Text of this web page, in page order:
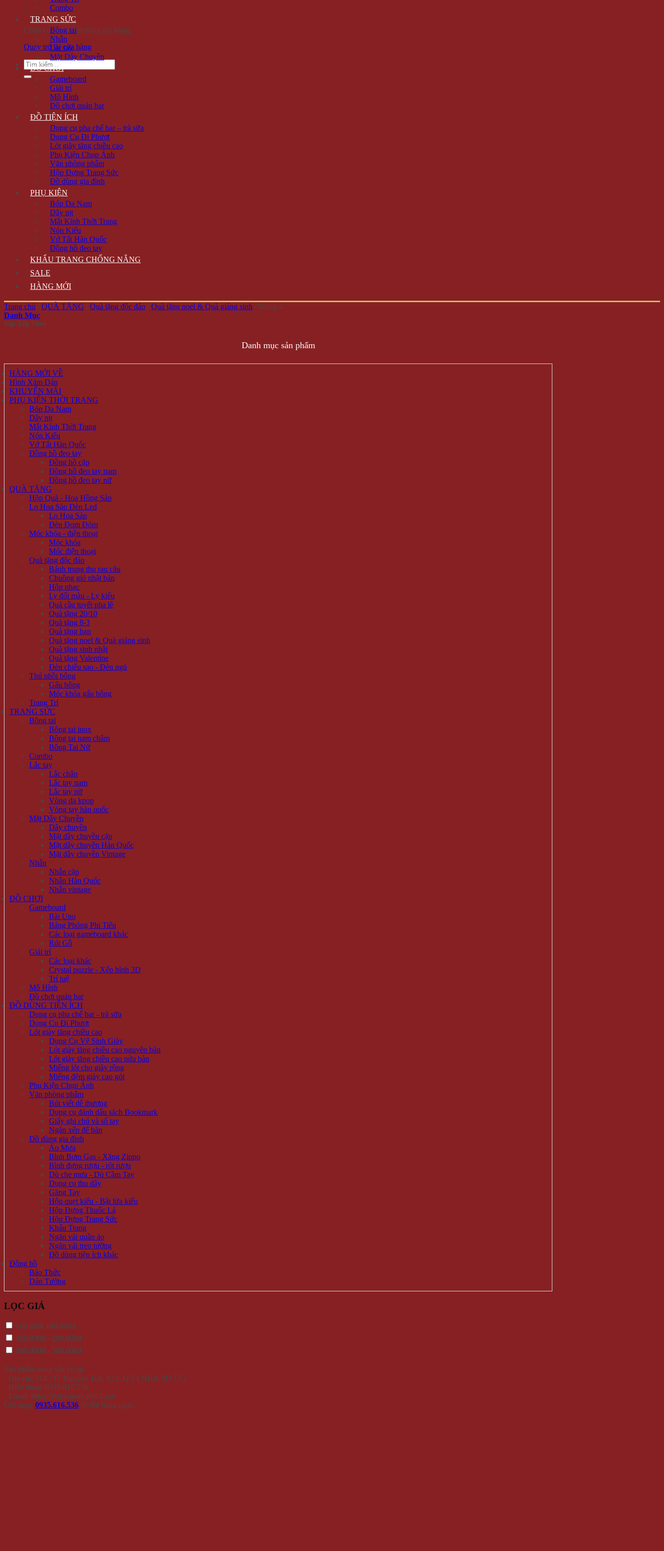
Chưa có sản phẩm trong giỏ hàng.
Quay trở lại cửa hàng
Tìm
kiếm:
Combo
TRANG SỨC
Bông tai
Nhẫn
Lắc tay
Mặt Dây Chuyền
ĐỒ CHƠI
Gameboard
Giải trí
Mô Hình
Đồ chơi quán bar
ĐỒ TIỆN ÍCH
Dụng cụ pha chế bar – trà sữa
Dụng Cụ Đi Phượt
Lót giày tăng chiều cao
Phụ Kiện Chụp Ảnh
Văn phòng phẩm
Hộp Đựng Trang Sức
Đồ dùng gia đình
PHỤ KIỆN
Bóp Da Nam
Dây nịt
Mắt Kính Thời Trang
Nón Kiểu
Vớ Tất Hàn Quốc
Đồng hồ đeo tay
KHẨU TRANG CHỐNG NẮNG
SALE
HÀNG MỚI
Trang chủ / QUÀ TẶNG / Quà tặng độc đáo / Quà tặng noel & Quà giáng sinh / Trang 4
Danh Mục
Danh mục sản phẩm
HÀNG MỚI VỀ
Hình Xăm Dán
KHUYẾN MÃI
PHỤ KIỆN THỜI TRANG
Bóp Da Nam
Dây nịt
Mắt Kính Thời Trang
Nón Kiểu
Vớ Tất Hàn Quốc
Đồng hồ đeo tay
Đồng hồ cặp
Đồng hồ đeo tay nam
Đồng hồ đeo tay nữ
QUÀ TẶNG
Hộp Quà - Hoa Hồng Sáp
Lọ Hoa Sáp Đèn Led
Lọ Hoa Sáp
Đèn Đom Đóm
Móc khóa - điện thoại
Móc khóa
Móc điện thoại
Quà tặng độc đáo
Bánh trung thu rau câu
Chuông gió nhật bản
Hộp nhạc
Ly đổi màu - Ly kiểu
Quả cầu tuyết pha lê
Quà tặng 20/10
Quà tặng 8-3
Quà tặng bạn
Quà tặng noel & Quà giáng sinh
Quà tặng sinh nhật
Quà tặng Valentine
Đèn chiếu sao - Đèn ngủ
Thú nhồi bông
Gấu bông
Móc khóa gấu bông
Trang Trí
TRANG SỨC
Bông tai
Bông tai inox
Bông tai nam châm
Bông Tai Nữ
Combo
Lắc tay
Lắc chân
Lắc tay nam
Lắc tay nữ
Vòng da kpop
Vòng tay hàn quốc
Mặt Dây Chuyền
Dây chuyền
Mặt dây chuyền cặp
Mặt dây chuyền Hàn Quốc
Mặt dây chuyền Vintage
Nhẫn
Nhẫn cặp
Nhẫn Hàn Quốc
Nhẫn vintage
ĐỒ CHƠI
Gameboard
Bài Uno
Bảng Phóng Phi Tiêu
Các loại gameboard khác
Rút Gỗ
Giải trí
Các loại khác
Crystal puzzle - Xếp hình 3D
Trí tuệ
Mô Hình
Đồ chơi quán bar
ĐỒ DÙNG TIỆN ÍCH
Dụng cụ pha chế bar - trà sữa
Dụng Cụ Đi Phượt
Lót giày tăng chiều cao
Dụng Cụ Vệ Sinh Giày
Lót giày tăng chiều cao nguyên bàn
Lót giày tăng chiều cao nửa bàn
Miếng lót cho giày rộng
Miếng đệm giày cao gót
Phụ Kiện Chụp Ảnh
Văn phòng phẩm
Bút viết dễ thương
Dụng cụ đánh dấu sách Bookmark
Giấy ghi chú và sổ tay
Ngăn xếp để bàn
Đồ dùng gia đình
Áo Mưa
Bình Bơm Gas - Xăng Zippo
Bình đựng rượu - rót rượu
Dù che mưa - Dù Cầm Tay
Dụng cụ thu dây
Găng Tay
Hộp quẹt kiểu - Bật lửa kiểu
Hộp Đựng Thuốc Lá
Hộp Đựng Trang Sức
Khẩu Trang
Ngăn vải quần áo
Ngăn vải treo tường
Đồ dùng tiện ích khác
Đồng hồ
Báo Thức
Dán Tường
LỌC GIÁ
Giá dưới 100.000đ
100.000đ - 200.000đ
200.000đ - 500.000đ
Sản phẩm đang sẵn có tại
- Địa chỉ: 714 / 17 Nguyễn Trãi, P.11, Q.5 ( NHÀ SỐ 17 )
- Điện thoại: 0935 616 536
- Email: Info@Winwinshop88.Com
Gọi ngay 0935.616.536 để đặt hàng ngay.